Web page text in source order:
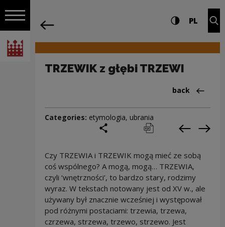
Open navigation
National Centre for Culture Poland
Navigation Settings and search
High contrast
PL
TRZEWIK z głębi TRZEWI
Back
back
Categories: etymologia, ubrania
print pobierz Previous
Czy TRZEWIA i TRZEWIK mogą mieć ze sobą
coś wspólnego? A mogą, mogą… TRZEWIA,
czyli ‘wnętrzności’, to bardzo stary, rodzimy
wyraz. W tekstach notowany jest od XV w., ale
używany był znacznie wcześniej i występował
pod różnymi postaciami: trzewia, trzewa,
czrzewa, strzewa, trzewo, strzewo. Jest